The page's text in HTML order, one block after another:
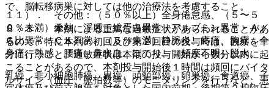
で、脳転移病巣に対しては他の治療法を考慮すること。
８．３． 本剤による重篤な過敏症状があらわれることがあ
るので、特に本剤の初回及び第２回目の投与時は、観察を十
分に行うこと。過敏症状は本剤の投与開始から数分以内に起
こることがあるので、本剤投与開始後１時間は頻回にバイタ
ルサイン（血圧、脈拍数等）のモニタリングを行うなど、患
１１）． その他：（５０％以上）全身倦怠感、（５〜５
０％未満）発熱、浮腫、総蛋白異常・アルブミン異常・Ａ／
Ｇ比異常・ＣＫ異常、（５％未満）静脈炎、疼痛、胸痛、全
身痛、熱感、腰痛、鼻出血、ほてり、（頻度不明）脱水。
乳癌、非小細胞肺癌、胃癌、頭頸部癌、卵巣癌、食道癌、子